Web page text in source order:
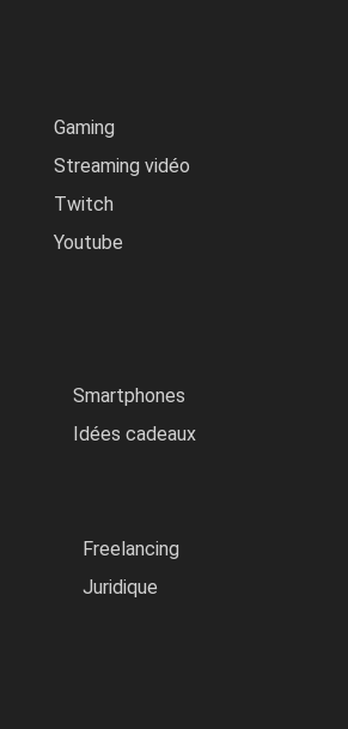
Gaming
Streaming vidéo
Twitch
Youtube
Smartphones
Idées cadeaux
Freelancing
Juridique